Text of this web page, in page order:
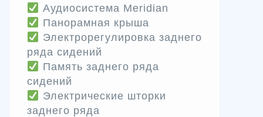
Аудиосистема Meridian
Панорамная крыша
Электрорегулировка заднего
ряда сидений
Память заднего ряда
сидений
Электрические шторки
заднего ряда